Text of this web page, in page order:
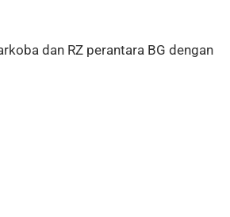
dan RZ perantara BG dengan